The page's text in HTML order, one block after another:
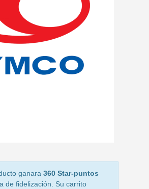
Suscríbete al
Obtenga su presupuesto
ganara 360 Star-puntos
de fidelización. Su carrito